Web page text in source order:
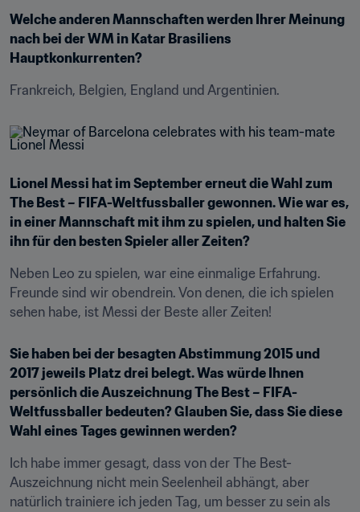
Welche anderen Mannschaften werden Ihrer Meinung
nach bei der WM in Katar Brasiliens
Hauptkonkurrenten?
Frankreich, Belgien, England und Argentinien.
Lionel Messi hat im September erneut die Wahl zum
The Best – FIFA-Weltfussballer gewonnen. Wie war es,
in einer Mannschaft mit ihm zu spielen, und halten Sie
ihn für den besten Spieler aller Zeiten?
Neben Leo zu spielen, war eine einmalige Erfahrung.
Freunde sind wir obendrein. Von denen, die ich spielen
sehen habe, ist Messi der Beste aller Zeiten!
Sie haben bei der besagten Abstimmung 2015 und
2017 jeweils Platz drei belegt. Was würde Ihnen
persönlich die Auszeichnung The Best – FIFA-
Weltfussballer bedeuten? Glauben Sie, dass Sie diese
Wahl eines Tages gewinnen werden?
Ich habe immer gesagt, dass von der The Best-
Auszeichnung nicht mein Seelenheil abhängt, aber
natürlich trainiere ich jeden Tag, um besser zu sein als